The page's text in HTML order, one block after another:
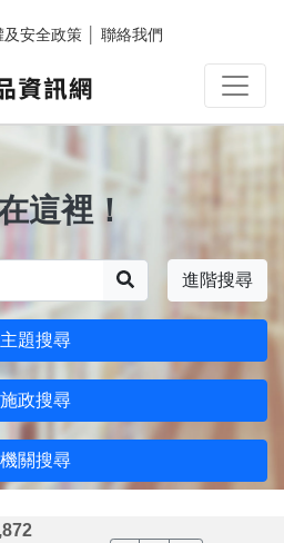
及安全政策 聯絡我們
這裡！
進階搜尋
主題搜尋
施政搜尋
機關搜尋